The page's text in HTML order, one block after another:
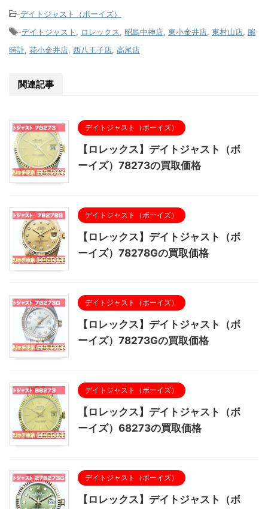
-デイトジャスト（ボーイズ）
-デイトジャスト , ロレックス, 昭島中神店, 東小金井店, 東村山店, 腕
時計, 花小金井店, 西八王子店, 高尾店
関連記事
デイトジャスト（ボーイズ）
【ロレックス】デイトジャスト（ボ
ーイズ）78273の買取価格
デイトジャスト（ボーイズ）
【ロレックス】デイトジャスト（ボ
ーイズ）78278Gの買取価格
デイトジャスト（ボーイズ）
【ロレックス】デイトジャスト（ボ
ーイズ）78273Gの買取価格
デイトジャスト（ボーイズ）
【ロレックス】デイトジャスト（ボ
ーイズ）68273の買取価格
デイトジャスト（ボーイズ）
【ロレックス】デイトジャスト（ボ